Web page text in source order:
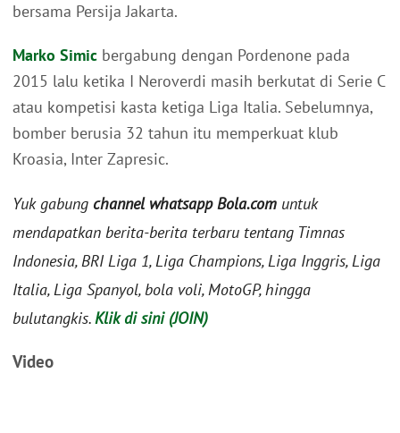
bersama Persija Jakarta.
Marko Simic bergabung dengan Pordenone pada
2015 lalu ketika I Neroverdi masih berkutat di Serie C
atau kompetisi kasta ketiga Liga Italia. Sebelumnya,
bomber berusia 32 tahun itu memperkuat klub
Kroasia, Inter Zapresic.
Yuk gabung channel whatsapp Bola.com untuk
mendapatkan berita-berita terbaru tentang Timnas
Indonesia, BRI Liga 1, Liga Champions, Liga Inggris, Liga
Italia, Liga Spanyol, bola voli, MotoGP, hingga
bulutangkis.Klik di sini (JOIN)
Video